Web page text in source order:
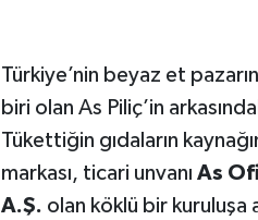
Türkiye’nin beyaz et
biri olan As Piliç’in
Tükettiğin gıdaların
markası, ticari unvanı As
A.Ş. olan köklü bir